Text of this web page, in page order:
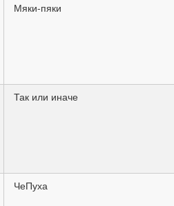
Мяки-пяки
Так или иначе
ЧеПуха